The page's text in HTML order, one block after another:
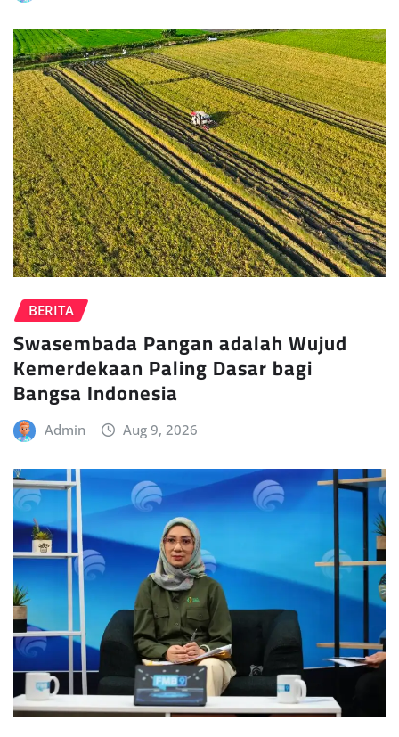
BERITA
Swasembada Pangan adalah Wujud
Kemerdekaan Paling Dasar bagi
Bangsa Indonesia
Admin Aug 9, 2026